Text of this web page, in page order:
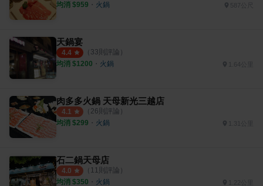
均消 $959 ・ 火鍋 587公尺
天鍋宴
4.4 （ 33則評論）
均消 $1200 ・ 火鍋 1.64公里
肉多多火鍋 天母新光三越店
4.1 （ 26則評論）
均消 $299 ・ 火鍋
石二鍋天母店
4.0 （ 11則評論）
均消 $350 ・ 火鍋